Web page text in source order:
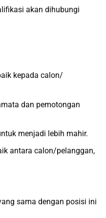
akan dihubungi
kepada calon/
dan pemotongan
menjadi lebih mahir.
antara calon/pelanggan,
sama dengan posisi ini